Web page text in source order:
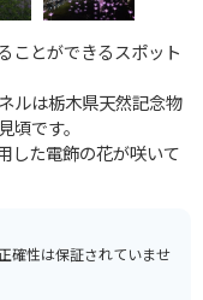
ことができるスポット
ルは栃木県天然記念物
です。
した電飾の花が咲いて
性は保証されていませ